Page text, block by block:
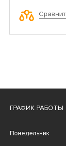
ГРАФИК РАБОТЫ
Понедельник